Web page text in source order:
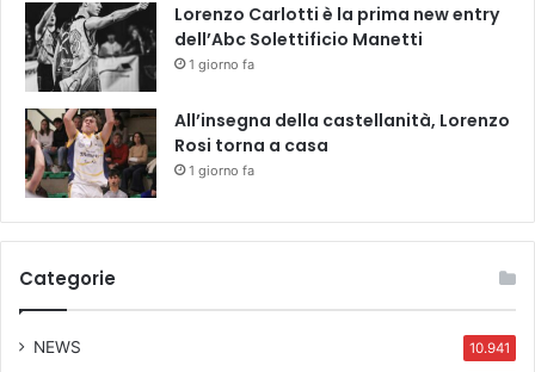
S
e
n
e
p
a
r
i
l
Lorenzo Carlotti è la prima new entry
dell’Abc Solettificio Manetti
1 giorno fa
All’insegna della castellanità, Lorenzo
Rosi torna a casa
1 giorno fa
Categorie
NEWS 10.941